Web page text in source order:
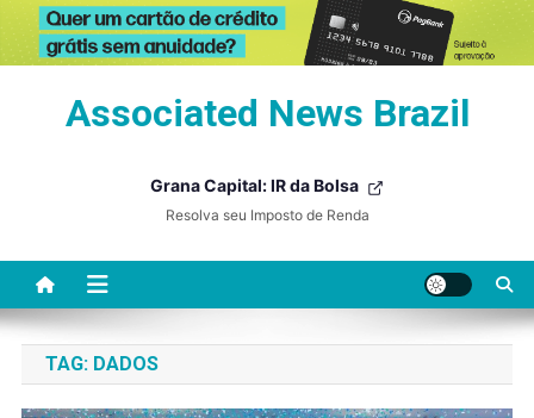
Associated News Brazil
Grana Capital: IR da Bolsa
Resolva seu Imposto de Renda
TAG: DADOS